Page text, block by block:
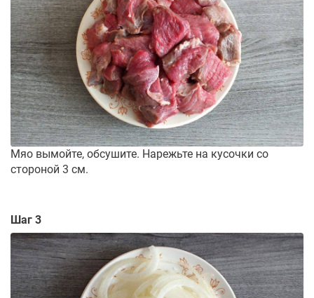
Мяо вымойте, обсушите. Нарежьте на кусочки со
стороной 3 см.
Шаг 3